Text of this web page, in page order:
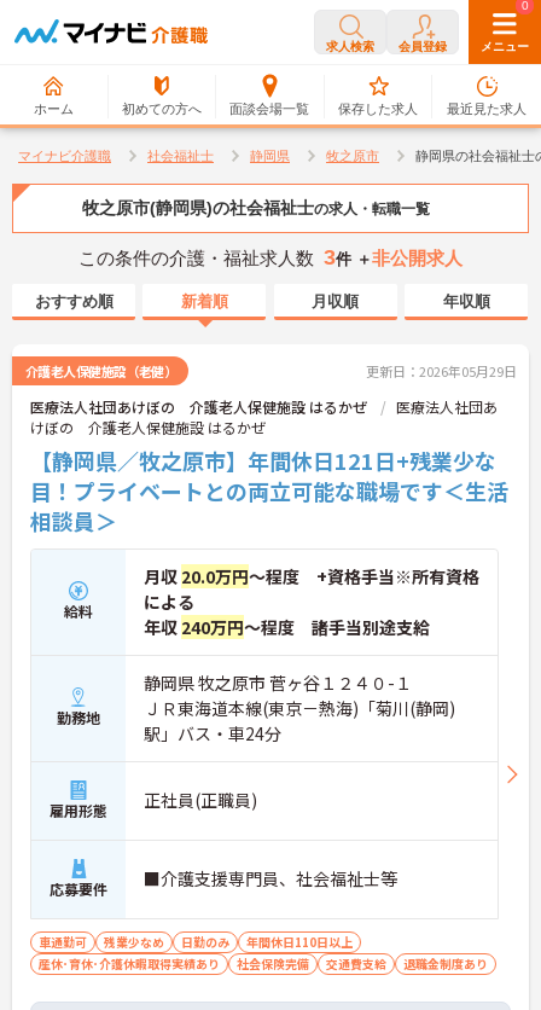
求人検索 会員登録 メニュー
ホーム 初めての方へ 面談会場一覧
0
保存した求人
0
最近見た求人
マイナビ介護職 社会福祉士 静岡県 牧之原市 静岡県の社会福祉士
牧之原市(静岡県)の社会福祉士の求人・転職一覧
この条件の介護・福祉求人数 3件 ＋非公開求人
おすすめ順 新着順 月収順 年収順
介護老人保健施設（老健） 更新日：2026年05月29日
医療法人社団あけぼの 介護老人保健施設 はるかぜ
医療法人社団あ
けぼの 介護老人保健施設 はるかぜ
【静岡県／牧之原市】年間休日121日+残業少な
目！プライベートとの両立可能な職場です＜生活
相談員＞
給料
月収 20.0万円～程度 +資格手当※所有資格
による
年収 240万円～程度 諸手当別途支給
勤務地
静岡県 牧之原市 菅ヶ谷１２４０-１
ＪＲ東海道本線(東京－熱海)「菊川(静岡)
駅」バス・車24分
雇用形態 正社員(正職員)
応募要件 ■介護支援専門員、社会福祉士等
車通勤可 残業少なめ 日勤のみ
年間休日110日以上
産休･育休･介護休暇取得実績あり
社会保険完備 交通費支給 退職金制度あり